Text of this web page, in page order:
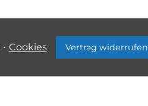
· Cookies Vertrag widerrufen